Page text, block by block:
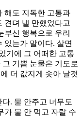
해도 지독한 고통과
견뎌 낼 만했었다고
부신 행복으로 우리
있는가 말이다. 살면
기에 그 어떠한 고통
기쁨 눈물은 기도로
더 값지게 솟아 날것
. 물 안주고 너무도
가 물 안 먹고 자랄 수